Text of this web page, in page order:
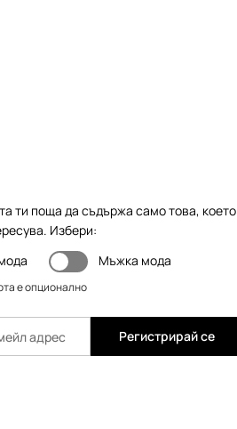
ти поща да съдържа само това, което
Избери:
Мъжка мода
е опционално
Регистрирай се